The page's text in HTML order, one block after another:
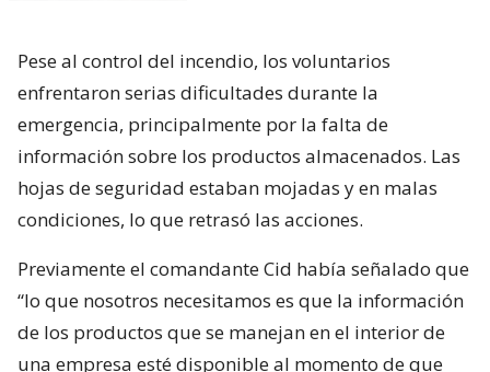
Pese al control del incendio, los voluntarios
enfrentaron serias dificultades durante la
emergencia, principalmente por la falta de
información sobre los productos almacenados. Las
hojas de seguridad estaban mojadas y en malas
condiciones, lo que retrasó las acciones.
Previamente el comandante Cid había señalado que
“lo que nosotros necesitamos es que la información
de los productos que se manejan en el interior de
una empresa esté disponible al momento de que